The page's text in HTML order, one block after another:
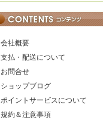
会社概要
支払・配送について
お問合せ
ショップブログ
ポイントサービスについて
規約＆注意事項